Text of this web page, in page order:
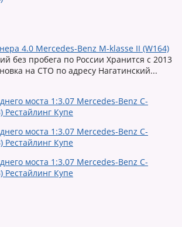
4.0 Mercedes-Benz M-klasse II (W164)
без пробега по России Хранится с 2013
на СТО по адресу Нагатинский...